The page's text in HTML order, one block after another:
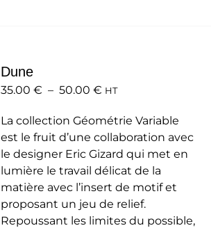
peuvent
choisies
sur
la
page
du
produit
Dune
35.00 € – 50.00 €Plage
prix :
35.00 €
à
50.00 €
HT
La collection Géométrie Variable
est le fruit d’une collaboration avec
le designer Eric Gizard qui met en
lumière le travail délicat de la
matière avec l’insert de motif et
proposant un jeu de relief.
Repoussant les limites du possible,